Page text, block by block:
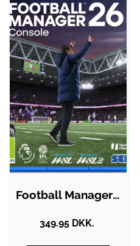
Football Manager 26 - PS5
349.95 DKK.